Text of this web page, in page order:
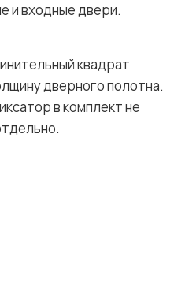
и входные двери.
квадрат
дверного полотна.
в комплект не